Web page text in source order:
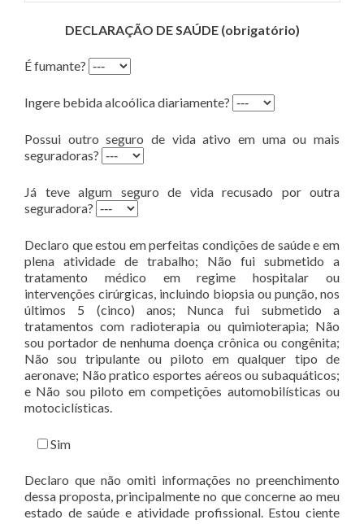
DECLARAÇÃO DE SAÚDE (obrigatório)
É fumante?
Ingere bebida alcoólica diariamente?
Possui outro seguro de vida ativo em uma ou mais
seguradoras?
Já teve algum seguro de vida recusado por outra
seguradora?
Declaro que estou em perfeitas condições de saúde e em
plena atividade de trabalho; Não fui submetido a
tratamento médico em regime hospitalar ou
intervenções cirúrgicas, incluindo biopsia ou punção, nos
últimos 5 (cinco) anos; Nunca fui submetido a
tratamentos com radioterapia ou quimioterapia; Não
sou portador de nenhuma doença crônica ou congênita;
Não sou tripulante ou piloto em qualquer tipo de
aeronave; Não pratico esportes aéreos ou subaquáticos;
e Não sou piloto em competições automobilísticas ou
motociclísticas.
Sim
Declaro que não omiti informações no preenchimento
dessa proposta, principalmente no que concerne ao meu
estado de saúde e atividade profissional. Estou ciente